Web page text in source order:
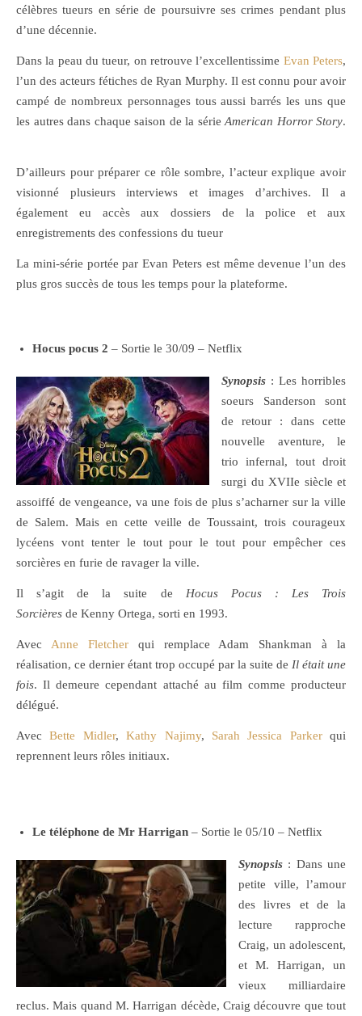
célèbres tueurs en série de poursuivre ses crimes pendant plus
d’une décennie.
Dans la peau du tueur, on retrouve l’excellentissime Evan Peters,
l’un des acteurs fétiches de Ryan Murphy. Il est connu pour avoir
campé de nombreux personnages tous aussi barrés les uns que
les autres dans chaque saison de la série American Horror Story.
D’ailleurs pour préparer ce rôle sombre, l’acteur explique avoir
visionné plusieurs interviews et images d’archives. Il a
également eu accès aux dossiers de la police et aux
enregistrements des confessions du tueur
La mini-série portée par Evan Peters est même devenue l’un des
plus gros succès de tous les temps pour la plateforme.
Hocus pocus 2 – Sortie le 30/09 – Netflix
Synopsis : Les horribles
soeurs Sanderson sont
de retour : dans cette
nouvelle aventure, le
trio infernal, tout droit
surgi du XVIIe siècle et
assoiffé de vengeance, va une fois de plus s’acharner sur la ville
de Salem. Mais en cette veille de Toussaint, trois courageux
lycéens vont tenter le tout pour le tout pour empêcher ces
sorcières en furie de ravager la ville.
Il s’agit de la suite de Hocus Pocus : Les Trois
Sorcières de Kenny Ortega, sorti en 1993.
Avec Anne Fletcherqui remplace Adam Shankman à la
réalisation, ce dernier étant trop occupé par la suite de Il était une
fois. Il demeure cependant attaché au film comme producteur
délégué.
AvecBette Midler,Kathy Najimy, Sarah Jessica Parkerqui
reprennent leurs rôles initiaux.
Le téléphone de Mr Harrigan – Sortie le 05/10 – Netflix
Synopsis : Dans une
petite ville, l’amour
des livres et de la
lecture rapproche
Craig, un adolescent,
et M. Harrigan, un
vieux milliardaire
reclus. Mais quand M. Harrigan décède, Craig découvre que tout